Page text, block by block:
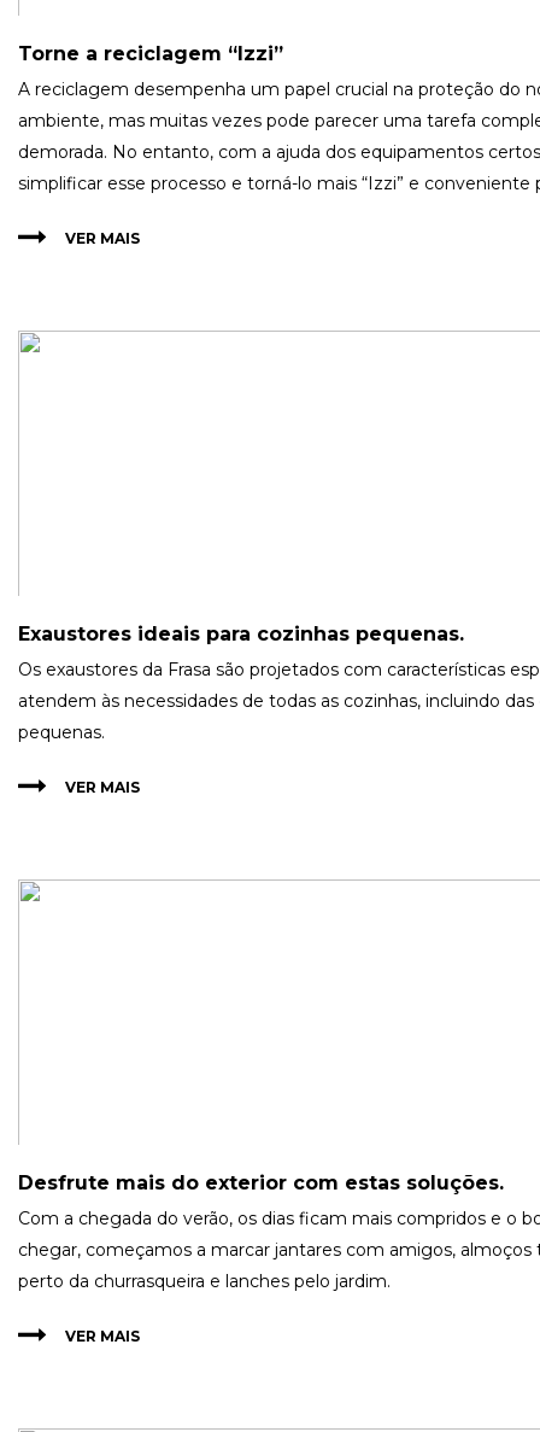
Torne a reciclagem “Izzi”
A reciclagem desempenha um papel crucial na proteção do
ambiente, mas muitas vezes pode parecer uma tarefa
demorada. No entanto, com a ajuda dos equipamentos
simplificar esse processo e torná-lo mais “Izzi” e conveniente
VER MAIS
Exaustores ideais para cozinhas pequenas.
Os exaustores da Frasa são projetados com características
atendem às necessidades de todas as cozinhas, incluindo das
pequenas.
VER MAIS
Desfrute mais do exterior com estas soluções.
Com a chegada do verão, os dias ficam mais compridos e o
chegar, começamos a marcar jantares com amigos, almoços
perto da churrasqueira e lanches pelo jardim.
VER MAIS